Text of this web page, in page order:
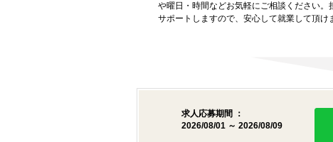
や曜日・時間などお気軽にご相談ください。
サポートしますので、安心して就業して頂け
求人応募期間 ：
2026/08/01 ～ 2026/08/09